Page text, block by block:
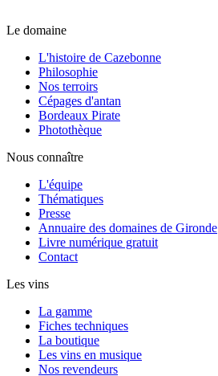
Le domaine
L'histoire de Cazebonne
Philosophie
Nos terroirs
Cépages d'antan
Bordeaux Pirate
Photothèque
Nous connaître
L'équipe
Thématiques
Presse
Annuaire des domaines de Gironde
Livre numérique gratuit
Contact
Les vins
La gamme
Fiches techniques
La boutique
Les vins en musique
Nos revendeurs